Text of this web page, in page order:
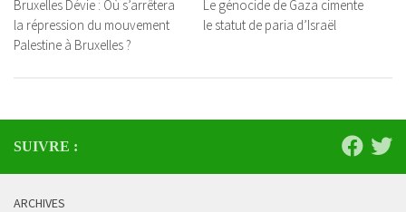
Bruxelles Dévie : Où s’arrêtera
la répression du mouvement
Palestine à Bruxelles ?
Le génocide de Gaza cimente
le statut de paria d’Israël
SUIVRE :
ARCHIVES